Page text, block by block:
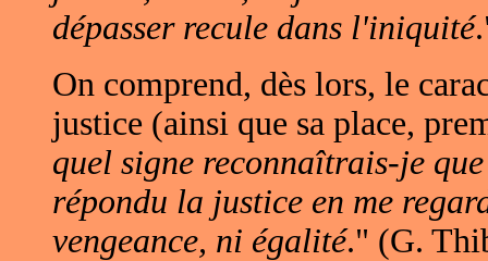
dépasser recule dans l'iniquité
On comprend, dès lors, le
justice (ainsi que sa place,
quel signe reconnaîtrais-je
répondu la justice en me
vengeance, ni égalité." (G.